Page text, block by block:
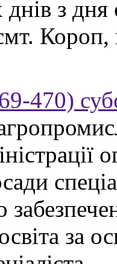
днів з
470)
за